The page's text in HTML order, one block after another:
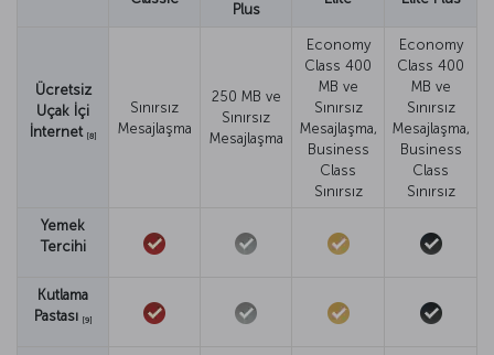
Plus
Ücretsiz
Uçak İçi
İnternet [8]
Sınırsız
Mesajlaşma
250 MB ve
Sınırsız
Mesajlaşma
Economy
Class 400
MB ve
Sınırsız
Mesajlaşma,
Business
Class
Sınırsız
Economy
Class 400
MB ve
Sınırsız
Mesajlaşma,
Business
Class
Sınırsız
Yemek
Tercihi
Kutlama
Pastası [9]